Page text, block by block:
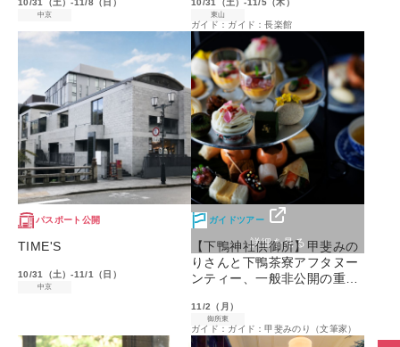
10/31（土）-11/8（日）
中京
10/31（土）-11/5（木）
東山
ガイド：ガイド：長楽館
パスポート公開
TIME'S
10/31（土）-11/1（日）
中京
詳細を見る
ガイドツアー
【下鴨神社供御所】甲斐みの
りさんと下鴨茶寮アフタヌー
ンティー、一般非公開の重要
11/2（月）
御所東
ガイド：ガイド：甲斐みのり（文筆家）